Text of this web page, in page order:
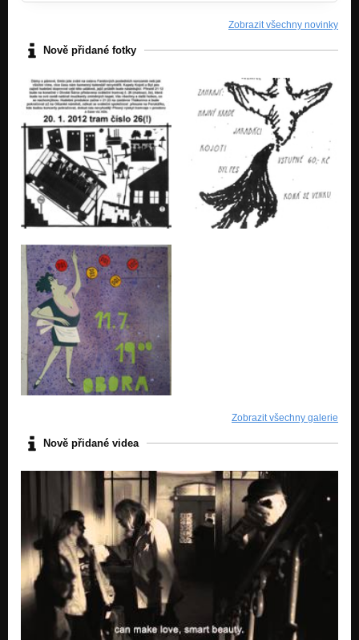
Zobrazit všechny novinky
Nově přidané fotky
Zobrazit všechny galerie
Nově přidané videa